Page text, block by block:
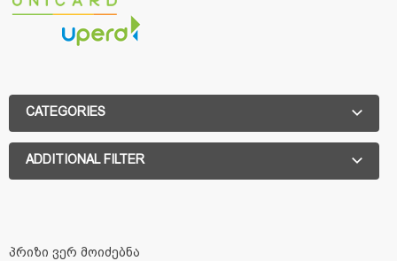
CATEGORIES
ADDITIONAL FILTER
პრიზი ვერ მოიძებნა